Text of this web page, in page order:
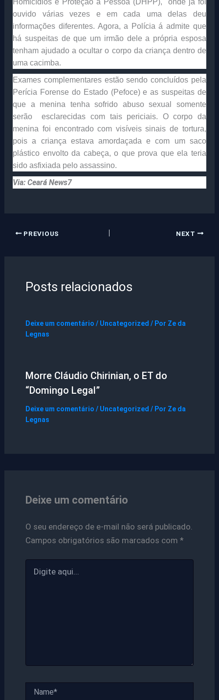
Homicídios e Proteção à Pessoa (DHPP), onde já foi
ouvido várias vezes e em cada uma delas deu
informações diferentes. Agora, a Polícia á admite que
há suspeitas de que um irmão dele a própria esposa
tenham ajudado a ocultar o corpo da criança dentro de
uma cacimba.
Exames complementares estão sendo concluídos pela
Perícia Forense do Estado (Pefoce) e as suspeitas de
que a menina tenha sofrido abuso sexual somente
serão esclarecidas com tais periciais. O corpo da
menina foi encontrado com visíveis sinais de tortura,
pois a criança estava amordaçada e com um saco
plástico envolto da cabeça, o que prova que ela teria
sido asfixiada pelo assassino.
Via: Ceará News7
PREVIOUS NEXT
Posts relacionados
Deixe um comentário / Uncategorized / Por Ze da
Legnas
Morre Cláudio Chirinian, o ET do
“Domingo Legal”
Deixe um comentário / Uncategorized / Por Ze da
Legnas
Deixe um comentário
O seu endereço de e-mail não será publicado.
Campos obrigatórios são marcados com *
aqui...